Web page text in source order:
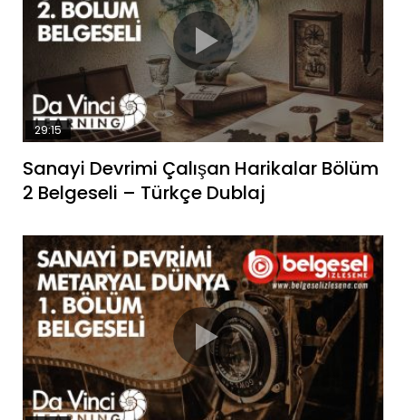
29:15
Sanayi Devrimi Çalışan Harikalar Bölüm
2 Belgeseli – Türkçe Dublaj